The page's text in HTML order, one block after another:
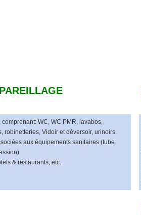
WC, WC PMR, lavabos,
robinetteries, Vidoir et déversoir, urinoirs.
aux équipements sanitaires (tube
& restaurants, etc.